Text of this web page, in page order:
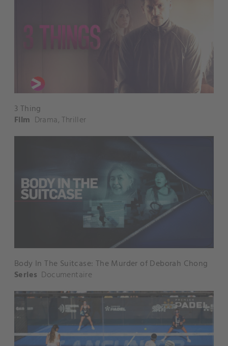
3 Thing
Film Drama,Thriller
Body In The Suitcase: The Murder of Deborah Chong
Series Documentaire